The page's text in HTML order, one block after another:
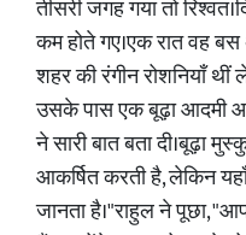
तीसरी जगह गया तो
कम होते गए।एक रात वह
शहर की रंगीन रोशनियाँ
उसके पास एक बूढ़ा आदमी
ने सारी बात बता दी।बूढ़ा
आकर्षित करती है, लेकिन
जानता है।"राहुल ने पूछा,